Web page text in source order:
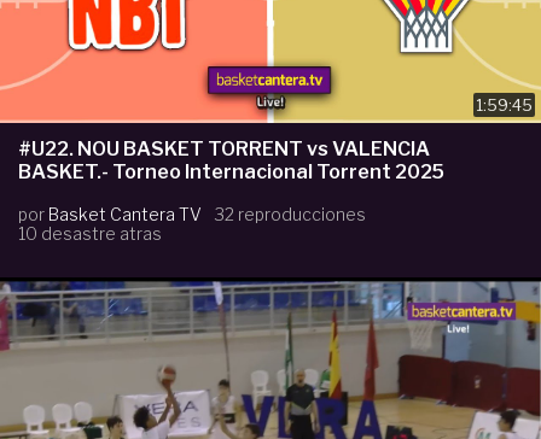
1:59:45
#U22. NOU BASKET TORRENT vs VALENCIA
BASKET.- Torneo Internacional Torrent 2025
por Basket Cantera TV
32 reproducciones
10 desastre atras